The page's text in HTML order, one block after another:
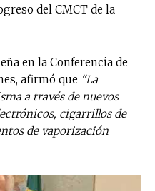
del CMCT de la
en la Conferencia de
afirmó que “La
a través de nuevos
cigarrillos de
de vaporización